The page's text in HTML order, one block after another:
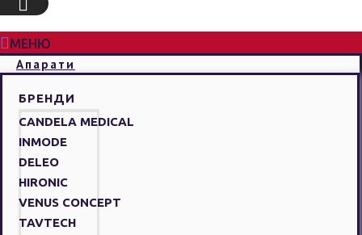
МЕНЮ
Апарати
БРЕНДИ
CANDELA MEDICAL
INMODE
DELEO
HIRONIC
VENUS CONCEPT
TAVTECH